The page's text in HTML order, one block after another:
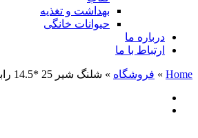
بهداشت و تغذیه
حیوانات خانگی
درباره ما
ارتباط با ما
Home
» فروشگاه » شلنگ شیر 25 *14.5 رابر